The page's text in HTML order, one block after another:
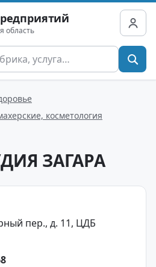
область
косметология
ЗАГАРА
пер., д. 11, ЦДБ